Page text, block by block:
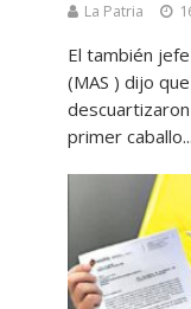
La Patria
El también
(MAS ) dijo
primer caballo...